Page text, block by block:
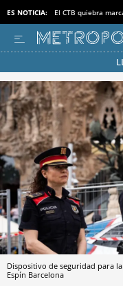
ES NOTICIA: El CTB quiebra
Pásate
Dispositivo de seguridad para
Espín Barcelona